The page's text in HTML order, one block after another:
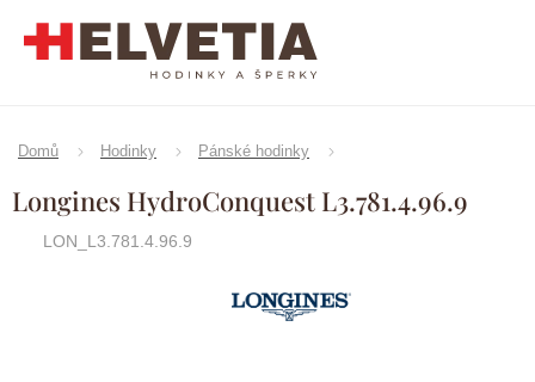
Domů Hodinky Pánské hodinky
Longines HydroConquest L3.781.4.96.9
LON_L3.781.4.96.9
Značka:Longines